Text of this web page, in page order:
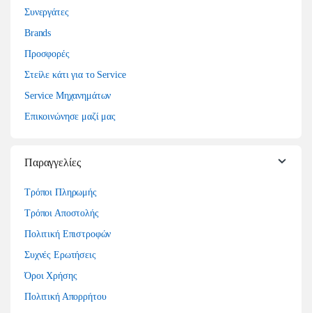
Συνεργάτες
Brands
Προσφορές
Στείλε κάτι για το Service
Service Μηχανημάτων
Επικοινώνησε μαζί μας
Παραγγελίες
Τρόποι Πληρωμής
Τρόποι Αποστολής
Πολιτική Επιστροφών
Συχνές Ερωτήσεις
Όροι Χρήσης
Πολιτική Απορρήτου